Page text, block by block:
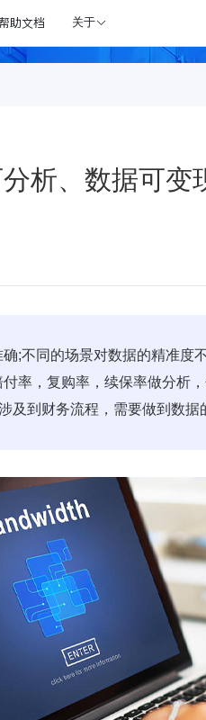
帮助文档 关于
析、数据可变
;不同的场景对数据的精准度
率，复购率，续保率做分析
及到财务流程，需要做到数据